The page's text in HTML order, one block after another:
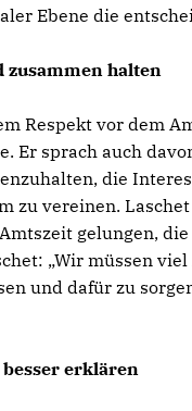
Ebene die
zusammen halten
Respekt vor dem
Er sprach auch
die
zu vereinen.
gelungen,
„Wir müssen
und dafür zu
erklären